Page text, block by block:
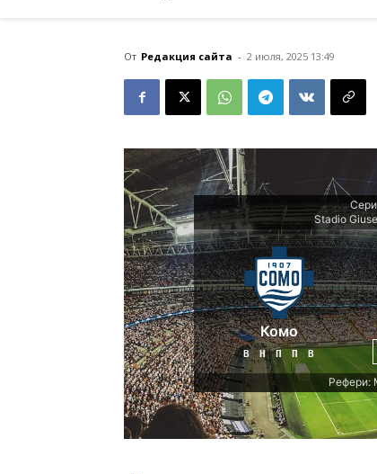
От Редакция сайта - 2 июля, 2025 13:49
Stadio
Комо
В Н П П В
Рефери: